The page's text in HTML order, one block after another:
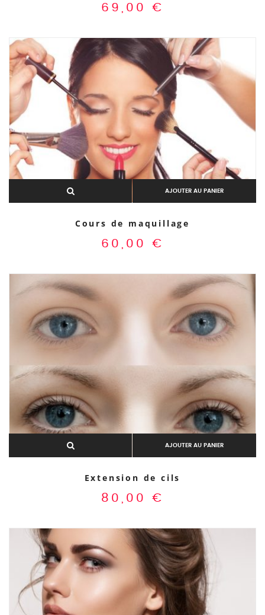
69,00 €
AJOUTER AU PANIER
Cours de maquillage
60,00 €
AJOUTER AU PANIER
Extension de cils
80,00 €